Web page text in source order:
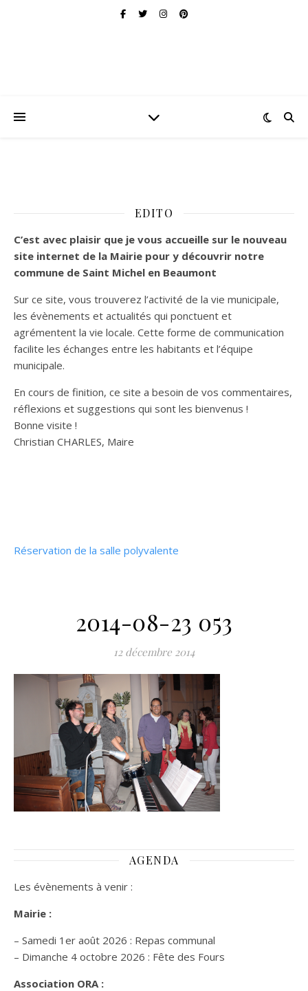
EDITO
C’est avec plaisir que je vous accueille sur le nouveau
site internet de la Mairie pour y découvrir notre
commune de Saint Michel en Beaumont
Sur ce site, vous trouverez l’activité de la vie municipale,
les évènements et actualités qui ponctuent et
agrémentent la vie locale. Cette forme de communication
facilite les échanges entre les habitants et l’équipe
municipale.
En cours de finition, ce site a besoin de vos commentaires,
réflexions et suggestions qui sont les bienvenus !
Bonne visite !
Christian CHARLES, Maire
Réservation de la salle polyvalente
2014-08-23 053
12 décembre 2014
AGENDA
Les évènements à venir :
Mairie :
– Samedi 1er août 2026 : Repas communal
– Dimanche 4 octobre 2026 : Fête des Fours
Association ORA :